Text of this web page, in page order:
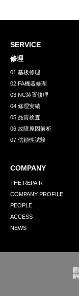
SERVICE
修理
01 基板修理
02 FA機器修理
03 NC装置修理
04 修理実績
05 品質検査
06 故障原因解析
07 信頼性試験
COMPANY
THE REPAIR
COMPANY PROFILE
PEOPLE
ACCESS
NEWS